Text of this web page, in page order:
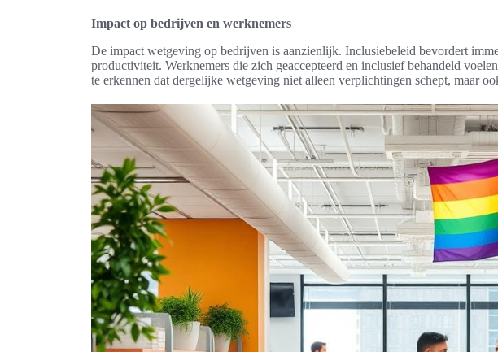
Impact op bedrijven en werknemers
De impact wetgeving op bedrijven is aanzienlijk. Inclusiebeleid bevordert
productiviteit. Werknemers die zich geaccepteerd en inclusief behandeld
te erkennen dat dergelijke wetgeving niet alleen verplichtingen schept, maar